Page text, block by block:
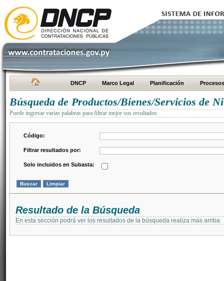
DNCP Marco Legal Planificación Procesos
Búsqueda de Productos/Bienes/Servicios de
Puede ingresar varias palabras para filtrar mejor sus resultados
Código:
Filtrar resultados por:
Solo incluidos en Subasta:
Resultado de la Búsqueda
En esta sección podrá ver los resultados de la búsqueda realiza más arriba